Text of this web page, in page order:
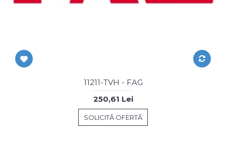
11211-TVH - FAG
250,61 Lei
SOLICITĂ OFERTĂ